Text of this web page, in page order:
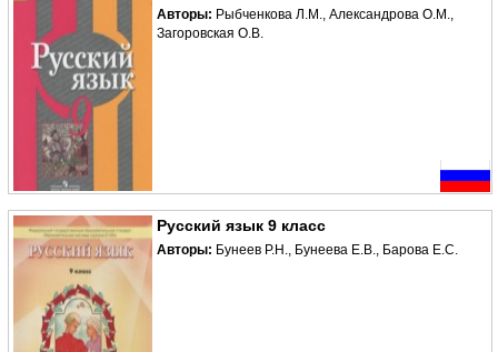
Авторы: Рыбченкова Л.М., Александрова О.М.,
Загоровская О.В.
Русский язык 9 класс
Авторы: Бунеев Р.Н., Бунеева Е.В., Барова Е.С.